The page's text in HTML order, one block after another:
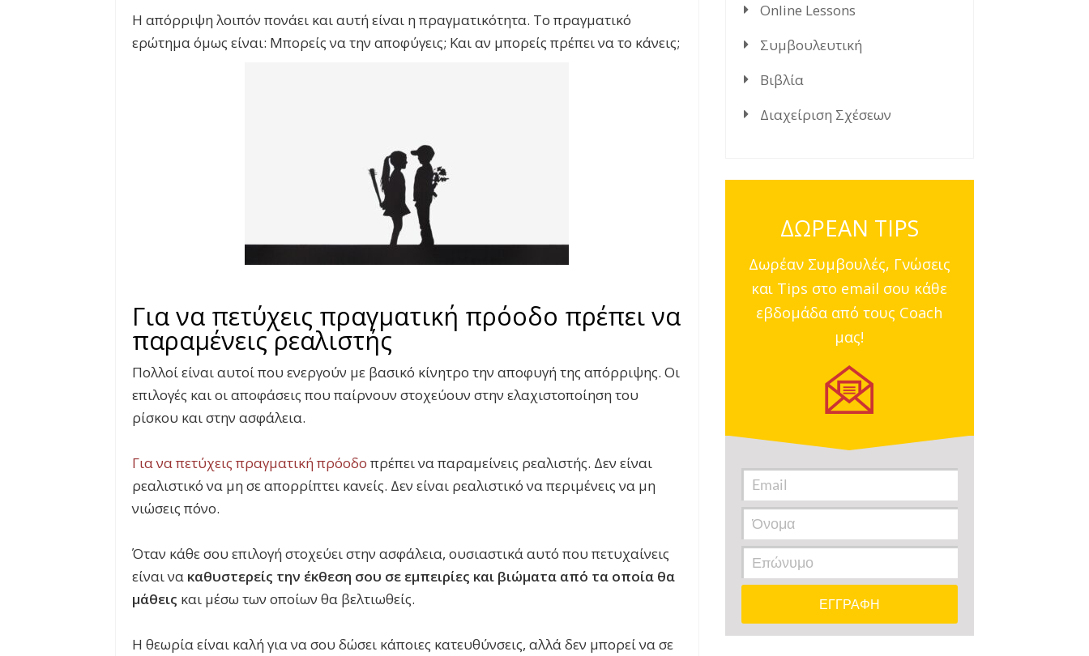
Η απόρριψη λοιπόν πονάει και αυτή είναι η πραγματικότητα. Το πραγματικό
ερώτημα όμως είναι: Μπορείς να την αποφύγεις; Και αν μπορείς πρέπει να το κάνεις;
Για να πετύχεις πραγματική πρόοδο πρέπει να
παραμένεις ρεαλιστής
Πολλοί είναι αυτοί που ενεργούν με βασικό κίνητρο την αποφυγή της απόρριψης. Οι
επιλογές και οι αποφάσεις που παίρνουν στοχεύουν στην ελαχιστοποίηση του
ρίσκου και στην ασφάλεια.
Για να πετύχεις πραγματική πρόοδο πρέπει να παραμείνεις ρεαλιστής. Δεν είναι
ρεαλιστικό να μη σε απορρίπτει κανείς. Δεν είναι ρεαλιστικό να περιμένεις να μη
νιώσεις πόνο.
Όταν κάθε σου επιλογή στοχεύει στην ασφάλεια, ουσιαστικά αυτό που πετυχαίνεις
είναι να καθυστερείς την έκθεση σου σε εμπειρίες και βιώματα από τα οποία θα
μάθεις και μέσω των οποίων θα βελτιωθείς.
Η θεωρία είναι καλή για να σου δώσει κάποιες κατευθύνσεις, αλλά δεν μπορεί να σε
Online Lessons
Συμβουλευτική
Βιβλία
Διαχείριση Σχέσεων
ΔΩΡΕΑΝ TIPS
Δωρέαν Συμβουλές, Γνώσεις
και Tips στο email σου κάθε
εβδομάδα από τους Coach
μας!